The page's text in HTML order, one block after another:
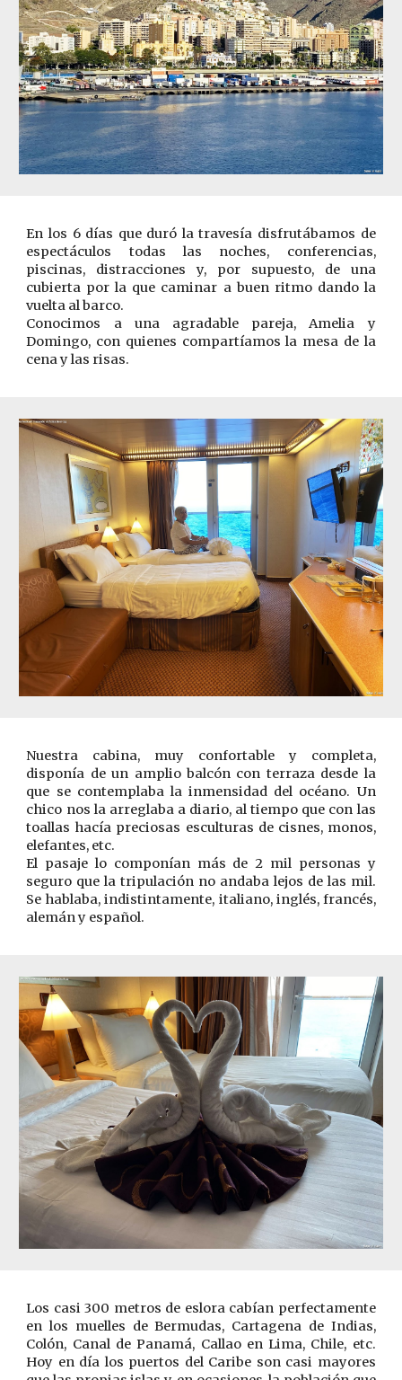
En los 6 días que duró la travesía disfrutábamos de
espectáculos todas las noches, conferencias,
piscinas, distracciones y, por supuesto, de una
cubierta por la que caminar a buen ritmo dando la
vuelta al barco.
Conocimos a una agradable pareja, Amelia y
Domingo, con quienes compartíamos la mesa de la
cena y las risas.
Nuestra cabina, muy confortable y completa,
disponía de un amplio balcón con terraza desde la
que se contemplaba la inmensidad del océano. Un
chico nos la arreglaba a diario, al tiempo que con las
toallas hacía preciosas esculturas de cisnes, monos,
elefantes, etc.
El pasaje lo componían más de 2 mil personas y
seguro que la tripulación no andaba lejos de las mil.
Se hablaba, indistintamente, italiano, inglés, francés,
alemán y español.
Los casi 300 metros de eslora cabían perfectamente
en los muelles de Bermudas, Cartagena de Indias,
Colón, Canal de Panamá, Callao en Lima, Chile, etc.
Hoy en día los puertos del Caribe son casi mayores